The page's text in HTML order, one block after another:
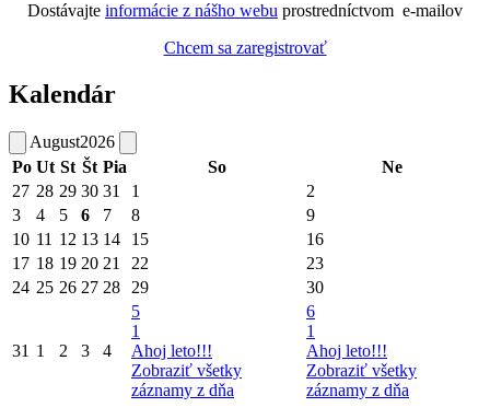
Dostávajte informácie z nášho webu prostredníctvom e-mailov
Chcem sa zaregistrovať
Kalendár
August2026
Po Ut St Št Pia So
Ne
27 28 29 30 31 1
2
3
4 5 6 7 8
9
10 11 12 13 14 15
16
17 18 19 20 21 22
23
24 25 26 27 28 29 30
31 1 2 3 4
5
1
Ahoj leto!!!
Zobraziť všetky
záznamy z dňa
6
1
Ahoj leto!!!
Zobraziť všetky
záznamy z dňa